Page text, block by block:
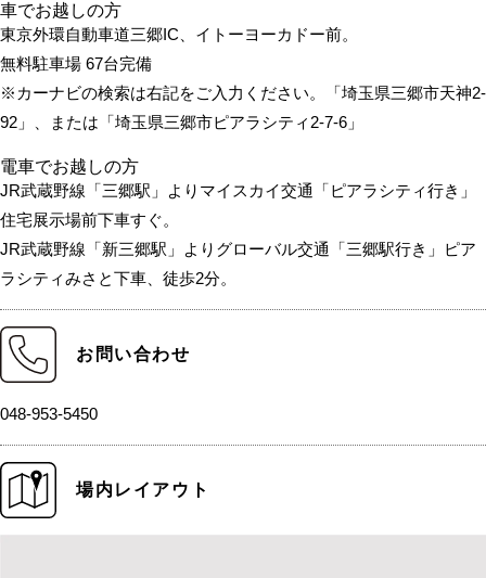
車でお越しの方
東京外環自動車道三郷IC、イトーヨーカドー前。
無料駐車場 67台完備
※カーナビの検索は右記をご入力ください。「埼玉県三郷市天神2-
92」、または「埼玉県三郷市ピアラシティ2-7-6」
電車でお越しの方
JR武蔵野線「三郷駅」よりマイスカイ交通「ピアラシティ行き」
住宅展示場前下車すぐ。
JR武蔵野線「新三郷駅」よりグローバル交通「三郷駅行き」ピア
ラシティみさと下車、徒歩2分。
お問い合わせ
048-953-5450
場内レイアウト